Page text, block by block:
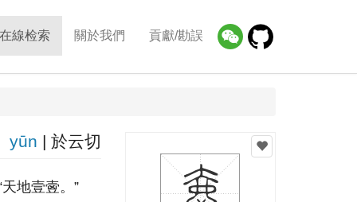
在線检索 關於我們 貢獻/勘誤
yūn | 於云切
地壹㚃。”